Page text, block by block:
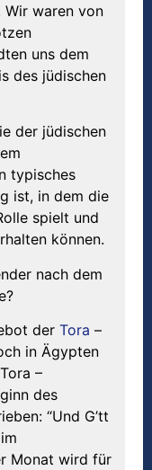
waren von
uns dem
des jüdischen
der jüdischen
typisches
ist, in dem die
spielt und
können.
nach dem
der Tora –
in Ägypten
–
des
“Und G’tt
Monat wird für